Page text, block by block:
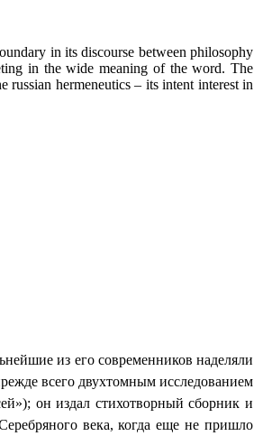
in its discourse between philosophy
in the wide meaning of the word. The
russian hermeneutics – its intent interest in
из его современников наделяли
всего двухтомным исследованием
он издал стихотворный сборник и
века, когда еще не пришло